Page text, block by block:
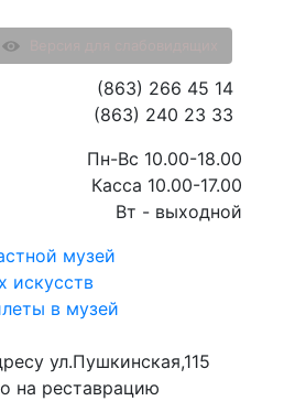
музей
искусств
в музей
ул.Пушкинская,115
на реставрацию
(863) 266 45 14
(863) 240 23 33
Пн-Вс 10.00-18.00
Касса 10.00-17.00
Вт - выходной